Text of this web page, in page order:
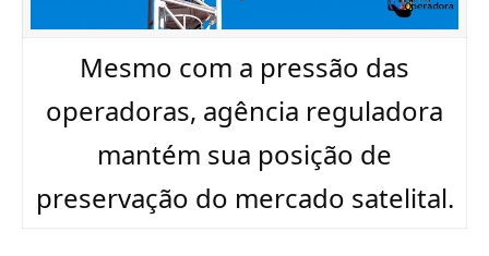
Mesmo com a pressão das
operadoras, agência reguladora
mantém sua posição de
preservação do mercado satelital.